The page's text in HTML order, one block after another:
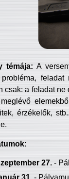
témája: A
probléma, feladat
csak: a feladat
érzékelők,
27.-
31.-